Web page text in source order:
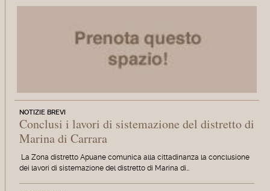
NOTIZIE BREVI
Conclusi i lavori di sistemazione del distretto di
Marina di Carrara
La Zona distretto Apuane comunica alla cittadinanza la conclusione
dei lavori di sistemazione del distretto di Marina di…